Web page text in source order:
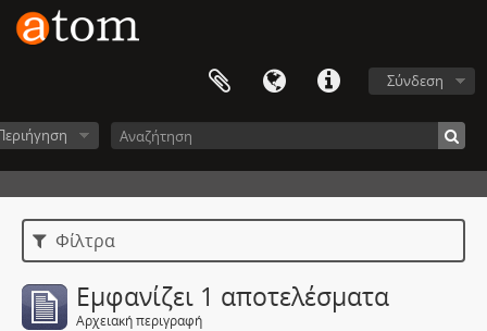
Σύνδεση
Φίλτρα
Εμφανίζει 1 αποτελέσματα
Αρχειακή περιγραφή